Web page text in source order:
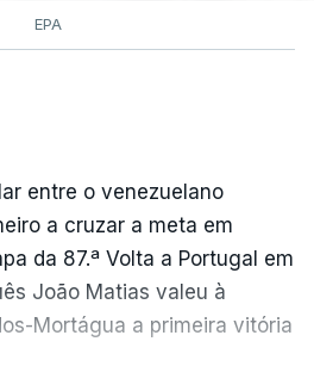
EPA
entre o venezuelano
a cruzar a meta em
da 87.ª Volta a Portugal em
João Matias valeu à
Mortágua a primeira vitória